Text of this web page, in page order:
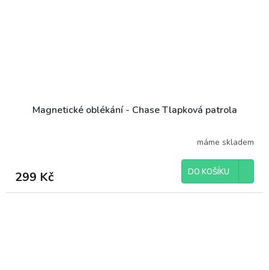
Magnetické oblékání - Chase Tlapková patrola
máme skladem
299 Kč DO KOŠÍKU